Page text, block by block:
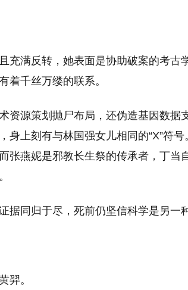
充满反转，她表面是协助破案的考古
着千丝万缕的联系。
资源策划抛尸布局，还伪造基因数据
上刻有与林国强女儿相同的“X”符号
张燕妮是邪教长生祭的传承者，丁当
据同归于尽，死前仍坚信科学是另一
羿。